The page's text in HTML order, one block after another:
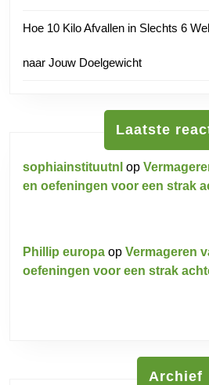
Hoe 10 Kilo Afvallen in Slechts 6
naar Jouw Doelgewicht
Laatste
sophiainstituutnl op
en oefeningen voor een strak
Phillip europa op Vermageren
oefeningen voor een strak
Archief